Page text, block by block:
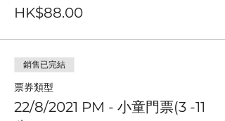
HK$88.00
銷售已完結
票券類型
22/8/2021 PM - 小童門票(3 -11